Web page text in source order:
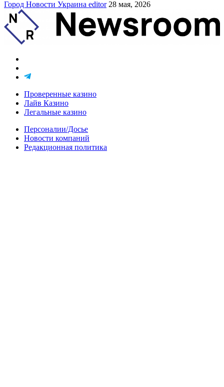
Город Новости Украина editor 28 мая, 2026
Проверенные казино
Лайв Казино
Легальные казино
Персоналии/Досье
Новости компаний
Редакционная политика